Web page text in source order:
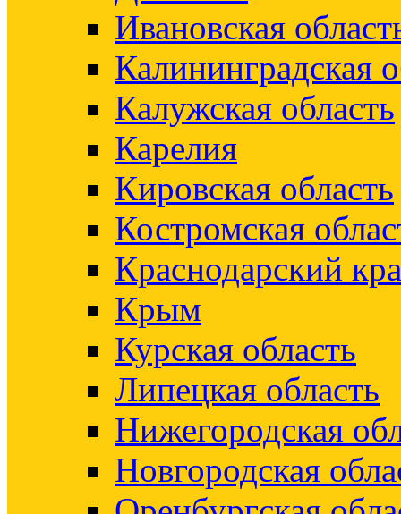
Ивановская
Калининградская
Калужская область
Карелия
Кировская область
Костромская
Краснодарский
Крым
Курская область
Липецкая область
Нижегородская
Новгородская